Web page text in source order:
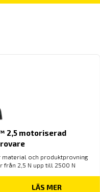
2,5 motoriserad
och produktprovning
från 2,5 N upp till 2500 N
LÄS MER